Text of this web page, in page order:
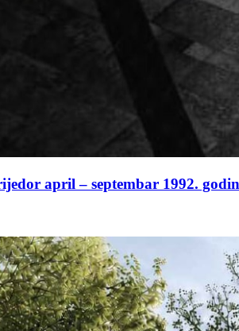
april – septembar 1992.